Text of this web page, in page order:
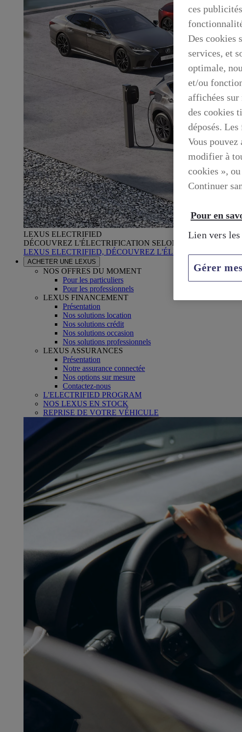
LEXUS ELECTRIFIED
DÉCOUVREZ L'ÉLECTRIFICATION SELON LEXUS
LEXUS ELECTRIFIED, DÉCOUVREZ L'ÉLECTRIFICATION
ACHETER UNE LEXUS
NOS OFFRES DU MOMENT
Pour les particuliers
Pour les professionnels
LEXUS FINANCEMENT
Présentation
Nos solutions location
Nos solutions crédit
Nos solutions occasion
Nos solutions professionnels
LEXUS ASSURANCES
Présentation
Notre assurance connectée
Nos options sur mesure
Contactez-nous
L'ELECTRIFIED PROGRAM
NOS LEXUS EN STOCK
REPRISE DE VOTRE VÉHICULE
ces
Des cookies
services, et
optimale,
et/ou
affichées sur
des cookies
déposés.
Vous
modifier à
cookies »,
Continuer
Pour en
Lien vers
Gérer